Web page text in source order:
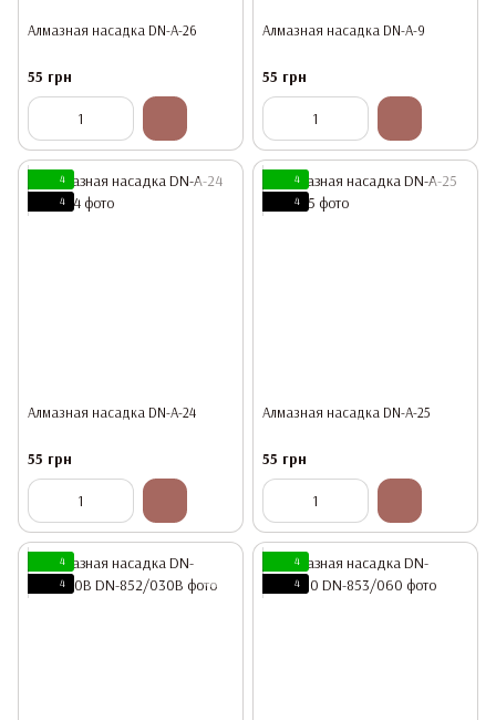
Алмазная насадка DN-A-26
55 грн
Алмазная насадка DN-A-9
55 грн
4
4
Алмазная насадка DN-A-24
55 грн
4
4
Алмазная насадка DN-A-25
55 грн
4
4
4
4